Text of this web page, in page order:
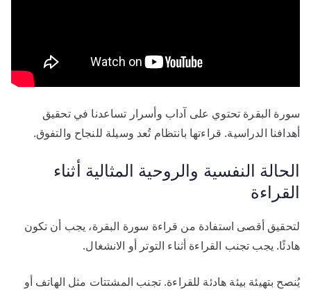
سورة البقرة تحتوي على آداب وأسرار تساعدنا في تحقيق
أهدافنا الدراسية. قراءتها بانتظام تُعد وسيلة للنجاح والتفوق.
الحالة النفسية والروحية المثالية أثناء
القراءة
لتحقيق أقصى استفادة من قراءة سورة البقرة، يجب أن تكون
هادئًا. يجب تجنب القراءة أثناء التوتر أو الانشغال.
يُنصح بتهيئة بيئة هادئة للقراءة. تجنب المشتتات مثل الهاتف أو